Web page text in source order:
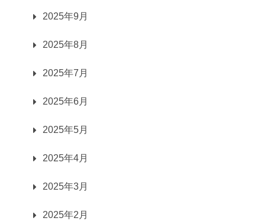
2025年9月
2025年8月
2025年7月
2025年6月
2025年5月
2025年4月
2025年3月
2025年2月